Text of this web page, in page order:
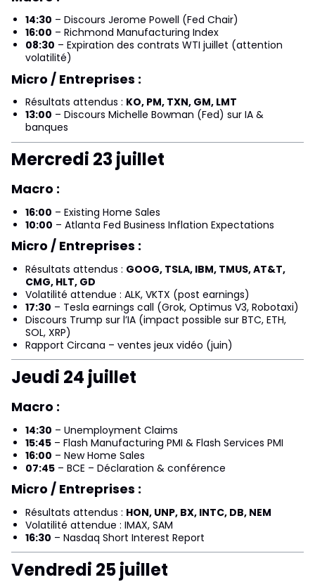
14:30 – Discours Jerome Powell (Fed Chair)
16:00 – Richmond Manufacturing Index
08:30 – Expiration des contrats WTI juillet (attention
volatilité)
Micro / Entreprises :
Résultats attendus : KO, PM, TXN, GM, LMT
13:00 – Discours Michelle Bowman (Fed) sur IA &
banques
Mercredi 23 juillet
Macro :
16:00 – Existing Home Sales
10:00 – Atlanta Fed Business Inflation Expectations
Micro / Entreprises :
Résultats attendus : GOOG, TSLA, IBM, TMUS, AT&T,
CMG, HLT, GD
Volatilité attendue : ALK, VKTX (post earnings)
17:30 – Tesla earnings call (Grok, Optimus V3, Robotaxi)
Discours Trump sur l’IA (impact possible sur BTC, ETH,
SOL, XRP)
Rapport Circana – ventes jeux vidéo (juin)
Jeudi 24 juillet
Macro :
14:30 – Unemployment Claims
15:45 – Flash Manufacturing PMI & Flash Services PMI
16:00 – New Home Sales
07:45 – BCE – Déclaration & conférence
Micro / Entreprises :
Résultats attendus : HON, UNP, BX, INTC, DB, NEM
Volatilité attendue : IMAX, SAM
16:30 – Nasdaq Short Interest Report
Vendredi 25 juillet